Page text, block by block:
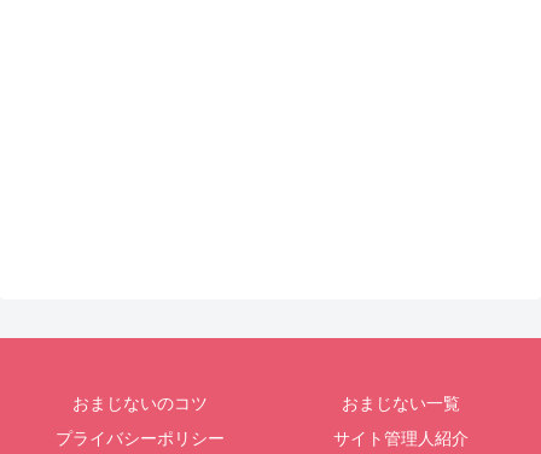
おまじないのコツ
おまじない一覧
プライバシーポリシー
サイト管理人紹介